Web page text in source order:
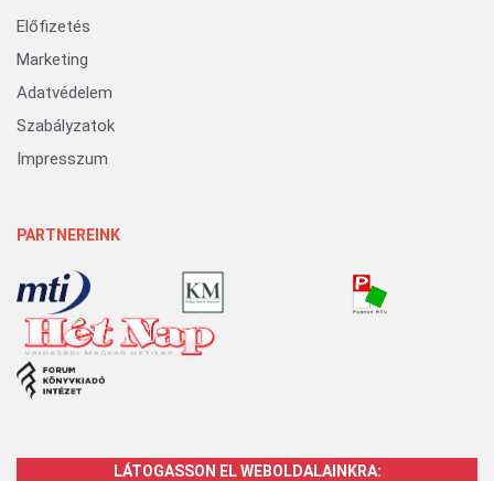
Előfizetés
Marketing
Adatvédelem
Szabályzatok
Impresszum
PARTNEREINK
LÁTOGASSON EL WEBOLDALAINKRA: